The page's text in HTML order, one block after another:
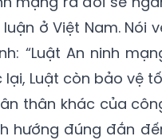
ở Việt Nam. Nói
“Luật An ninh
Luật còn bảo vệ
thân khác của
hướng đúng đắn